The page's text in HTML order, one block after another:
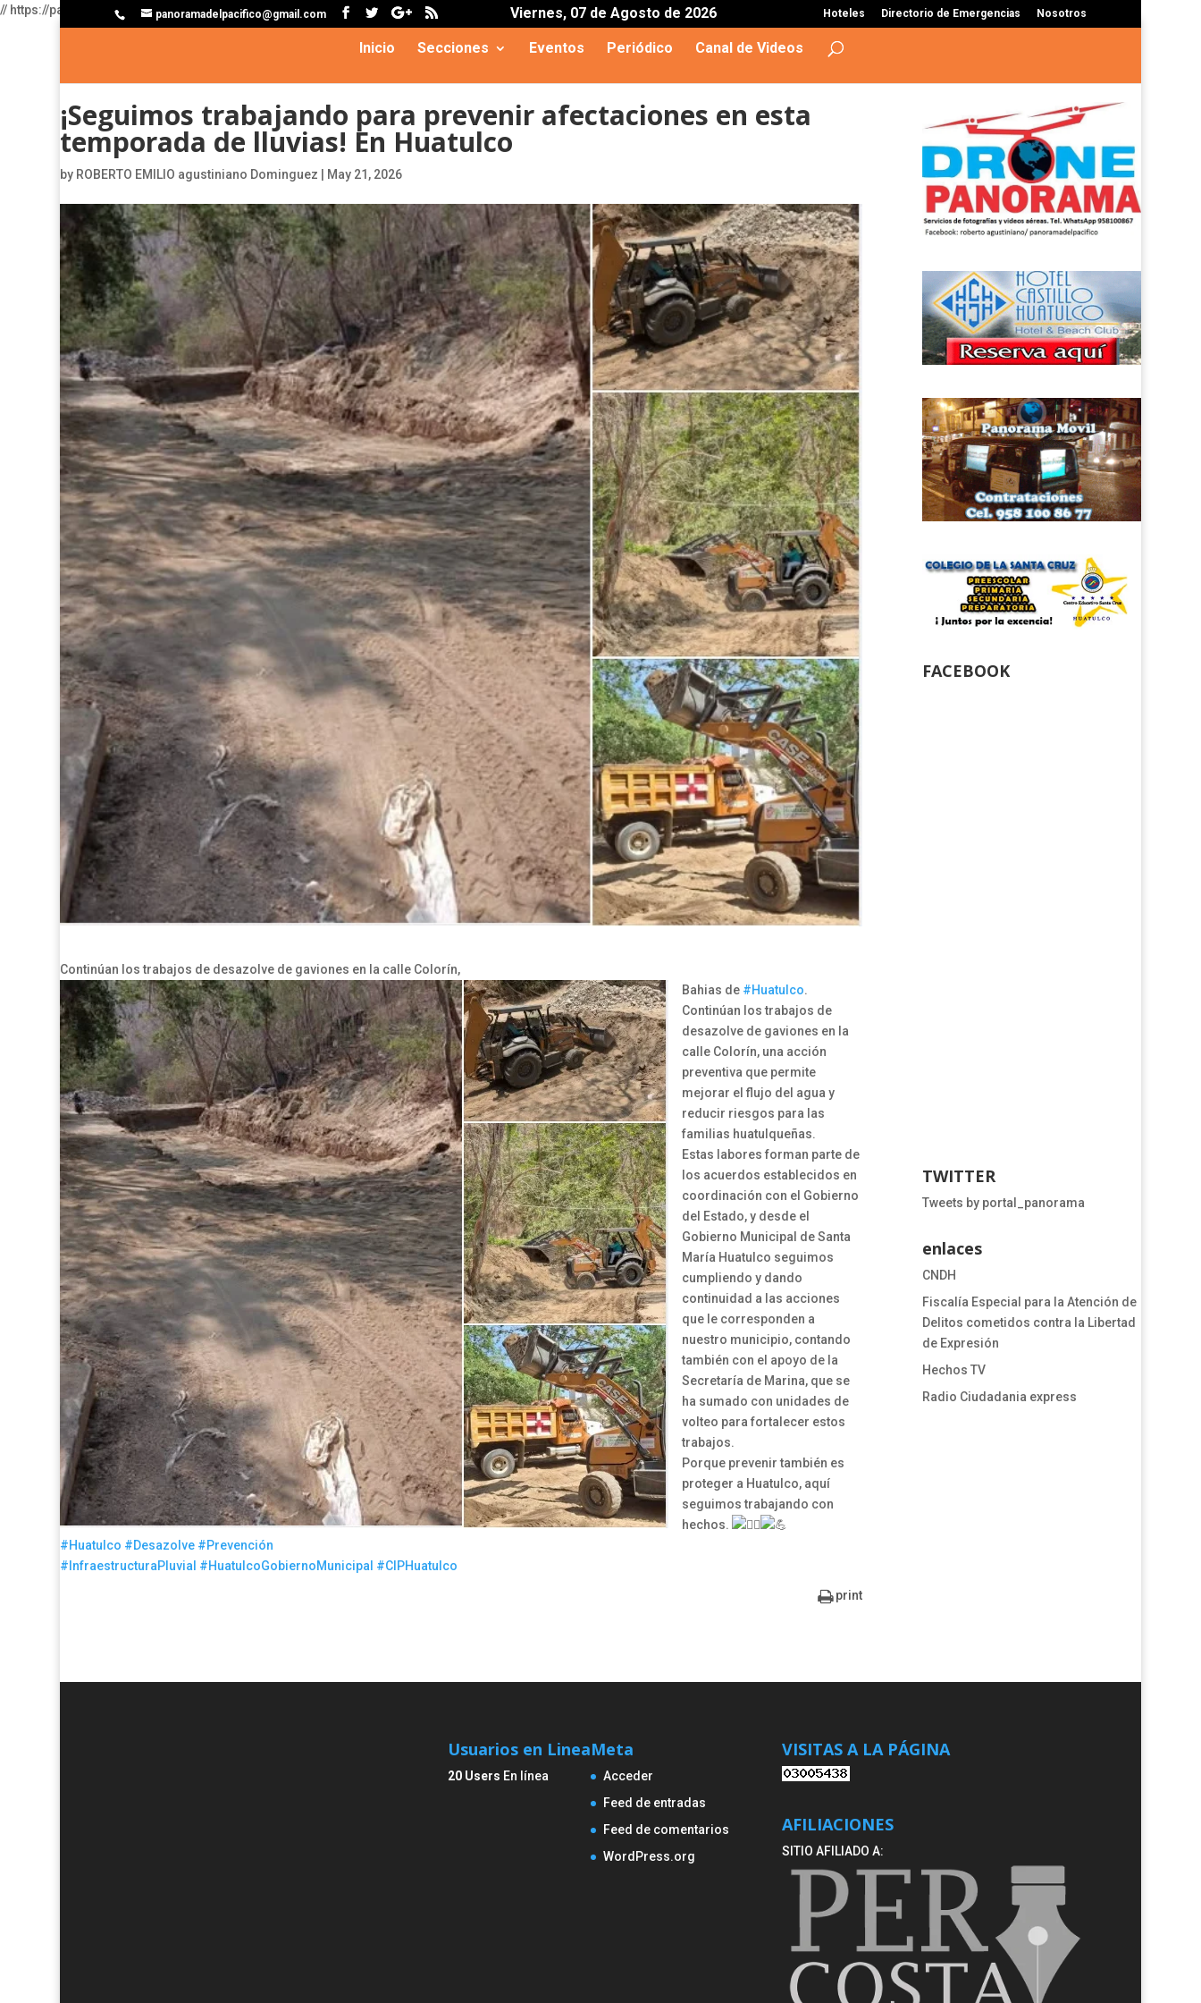
// https://pagead2.googlesyndication.com/pagead/js/adsbygoogle.js?client=ca-pub-3929368393811174
panoramadelpacifico@gmail.com Viernes, 07 de Agosto de 2026 Hoteles Directorio de Emergencias Nosotros
Inicio Secciones Eventos Periódico Canal de Videos
¡Seguimos trabajando para prevenir afectaciones en esta
temporada de lluvias! En Huatulco
by ROBERTO EMILIO agustiniano Dominguez May 21, 2026
Continúan los trabajos de desazolve de gaviones en la calle Colorín,
Bahias de #Huatulco.
Continúan los trabajos de
desazolve de gaviones en la
calle Colorín, una acción
preventiva que permite
mejorar el flujo del agua y
reducir riesgos para las
familias huatulqueñas.
Estas labores forman parte de
los acuerdos establecidos en
coordinación con el Gobierno
del Estado, y desde el
Gobierno Municipal de Santa
María Huatulco seguimos
cumpliendo y dando
continuidad a las acciones
que le corresponden a
nuestro municipio, contando
también con el apoyo de la
Secretaría de Marina, que se
ha sumado con unidades de
volteo para fortalecer estos
trabajos.
Porque prevenir también es
proteger a Huatulco, aquí
seguimos trabajando con
hechos.
#Huatulco #Desazolve #Prevención
#InfraestructuraPluvial #HuatulcoGobiernoMunicipal #CIPHuatulco
print
FACEBOOK
TWITTER
Tweets by portal_panorama
enlaces
CNDH
​​​​​​​​​​​​Fiscalía Especial para la Atención de
Delitos cometidos contra la Libertad
de Expresión​
Hechos TV
Radio Ciudadania express
Usuarios en Linea
20 Users En línea
Meta
Acceder
Feed de entradas
Feed de comentarios
WordPress.org
VISITAS A LA PÁGINA
AFILIACIONES
SITIO AFILIADO A: